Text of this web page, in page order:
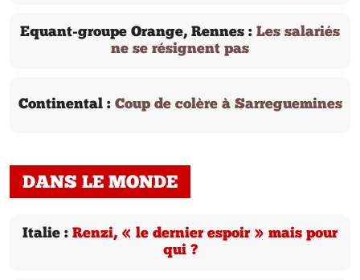
Equant-groupe Orange, Rennes : Les salariés
ne se résignent pas
Continental : Coup de colère à Sarreguemines
DANS LE MONDE
Italie : Renzi, « le dernier espoir » mais pour
qui ?